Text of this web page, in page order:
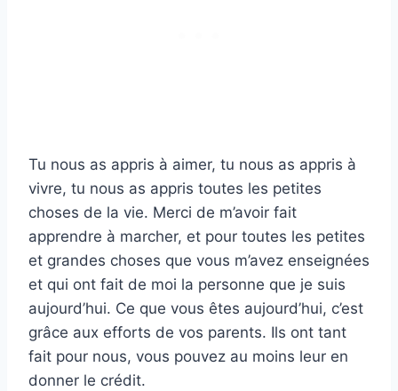
Tu nous as appris à aimer, tu nous as appris à
vivre, tu nous as appris toutes les petites
choses de la vie. Merci de m’avoir fait
apprendre à marcher, et pour toutes les petites
et grandes choses que vous m’avez enseignées
et qui ont fait de moi la personne que je suis
aujourd’hui. Ce que vous êtes aujourd’hui, c’est
grâce aux efforts de vos parents. Ils ont tant
fait pour nous, vous pouvez au moins leur en
donner le crédit.